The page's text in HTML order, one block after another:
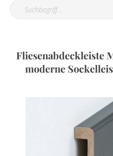
Fliesenabdeckleiste
moderne